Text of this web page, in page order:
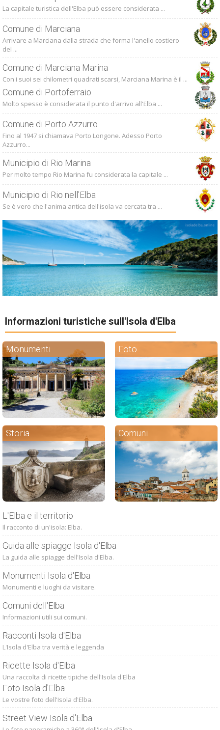
La capitale turistica dell'Elba può essere considerata ...
Comune di Marciana
Arrivare a Marciana dalla strada che forma l'anello costiero
del ...
Comune di Marciana Marina
Con i suoi sei chilometri quadrati scarsi, Marciana Marina è il ...
Comune di Portoferraio
Molto spesso è considerata il punto d'arrivo all'Elba ...
Comune di Porto Azzurro
Fino al 1947 si chiamava Porto Longone. Adesso Porto
Azzurro...
Municipio di Rio Marina
Per molto tempo Rio Marina fu considerata la capitale ...
Municipio di Rio nell'Elba
Se è vero che l'anima antica dell'isola va cercata tra ...
Informazioni turistiche sull'Isola d'Elba
Monumenti Foto
Storia Comuni
L'Elba e il territorio
Il racconto di un'isola: Elba.
Guida alle spiagge Isola d'Elba
La guida alle spiagge dell'Isola d'Elba.
Monumenti Isola d'Elba
Monumenti e luoghi da visitare.
Comuni dell'Elba
Informazioni utili sui comuni.
Racconti Isola d'Elba
L'Isola d'Elba tra verità e leggenda
Ricette Isola d'Elba
Una raccolta di ricette tipiche dell'Isola d'Elba
Foto Isola d'Elba
Le vostre foto dell'Isola d'Elba.
Street View Isola d'Elba